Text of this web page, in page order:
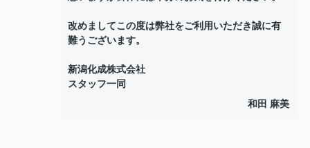
改めましてこの度は弊社をご利用いただき誠に有
難うございます。
新潟化成株式会社
スタッフ一同
和田 麻美